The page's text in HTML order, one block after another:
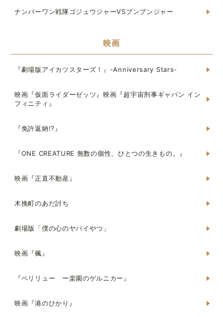
ナンバーワン戦隊ゴジュウジャーVSブンブンジャー
映画
『劇場版アイカツスターズ！』-Anniversary Stars-
映画『仮面ライダーゼッツ』映画『超宇宙刑事ギャバン イン
フィニティ』
『免許返納!?』
『ONE CREATURE 無数の個性、ひとつの生きもの。』
映画『正直不動産』
木挽町のあだ討ち
劇場版「僕の心のヤバイやつ」
映画『楓』
『ペリリュー ー楽園のゲルニカー』
映画『港のひかり』